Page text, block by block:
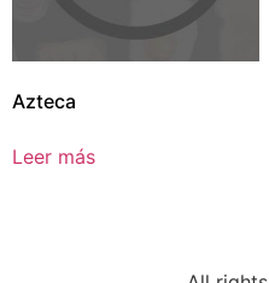
Azteca
Leer más